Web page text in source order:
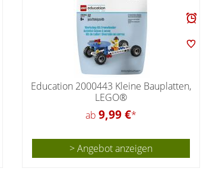
Education 2000443 Kleine Bauplatten,
LEGO®
ab 9,99 €*
> Angebot anzeigen